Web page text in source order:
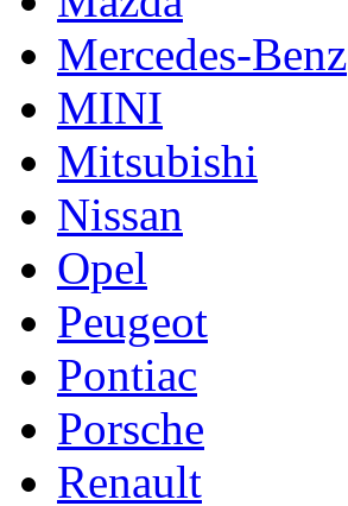
Mercedes-Benz
MINI
Mitsubishi
Nissan
Opel
Peugeot
Pontiac
Porsche
Renault